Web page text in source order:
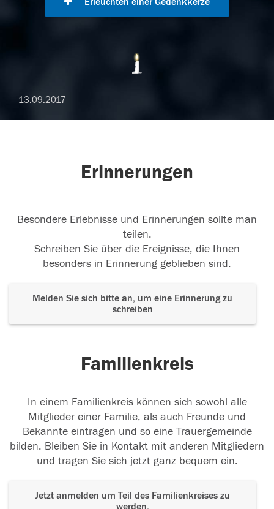
13.09.2017
Erinnerungen
Besondere Erlebnisse und Erinnerungen sollte man
teilen.
Schreiben Sie über die Ereignisse, die Ihnen
besonders in Erinnerung geblieben sind.
Melden Sie sich bitte an, um eine Erinnerung zu
schreiben
Familienkreis
In einem Familienkreis können sich sowohl alle
Mitglieder einer Familie, als auch Freunde und
Bekannte eintragen und so eine Trauergemeinde
bilden. Bleiben Sie in Kontakt mit anderen Mitgliedern
und tragen Sie sich jetzt ganz bequem ein.
Jetzt anmelden um Teil des Familienkreises zu
werden.